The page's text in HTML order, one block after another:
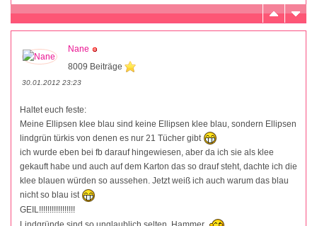
Nane
8009 Beiträge
30.01.2012 23:23
Haltet euch feste:
Meine Ellipsen klee blau sind keine Ellipsen klee blau, sondern Ellipsen
lindgrün türkis von denen es nur 21 Tücher gibt
ich wurde eben bei fb darauf hingewiesen, aber da ich sie als klee
gekauft habe und auch auf dem Karton das so drauf steht, dachte ich die
klee blauen würden so aussehen. Jetzt weiß ich auch warum das blau
nicht so blau ist
GEIL!!!!!!!!!!!!!!!!!